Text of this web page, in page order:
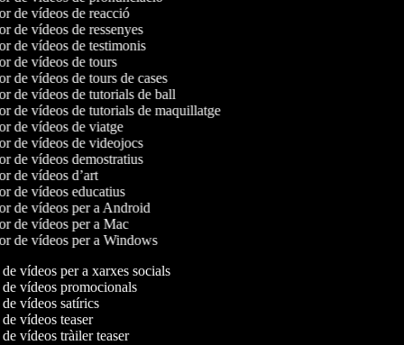
de vídeos de reacció
de vídeos de ressenyes
de vídeos de testimonis
de vídeos de tours
de vídeos de tours de cases
de vídeos de tutorials de ball
de vídeos de tutorials de maquillatge
de vídeos de viatge
de vídeos de videojocs
de vídeos demostratius
de vídeos d’art
de vídeos educatius
de vídeos per a Android
de vídeos per a Mac
de vídeos per a Windows
vídeos per a xarxes socials
vídeos promocionals
vídeos satírics
vídeos teaser
vídeos tràiler teaser